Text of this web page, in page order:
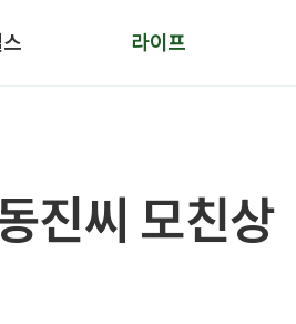
라이프
진씨 모친상